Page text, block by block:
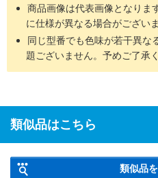
ロメッキ、クロメートメッキ、グ
ト、ニッケルメッキ、黒ニッケル
ド、スズコバルト、ユニクロメ
ク）、三価ブラック+緩み止め剤
商品画像は代表画像となりま
に仕様が異なる場合がございま
同じ型番でも色味が若干異な
題ございません。予めご了承
類似品はこちら
類似品